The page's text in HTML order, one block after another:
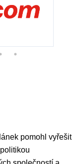
pomohl vyřešit